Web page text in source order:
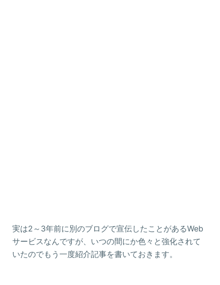
実は2～3年前に別のブログで宣伝したことがあるWeb
サービスなんですが、いつの間にか色々と強化されて
いたのでもう一度紹介記事を書いておきます。